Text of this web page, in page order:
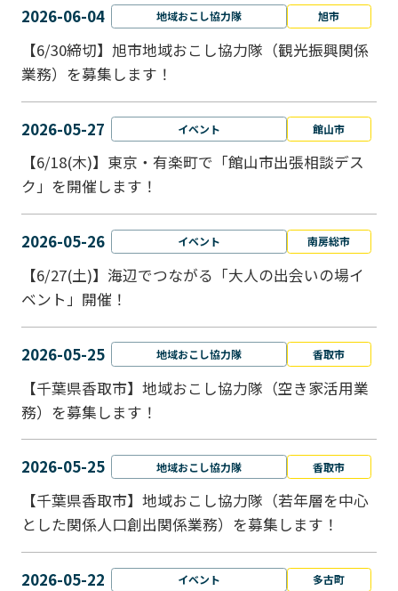
2026-06-04 地域おこし協力隊 旭市
【6/30締切】旭市地域おこし協力隊（観光振興関係
業務）を募集します！
2026-05-27 イベント 館山市
【6/18(木)】東京・有楽町で「館山市出張相談デス
ク」を開催します！
2026-05-26 イベント 南房総市
【6/27(土)】海辺でつながる「大人の出会いの場イ
ベント」開催！
2026-05-25 地域おこし協力隊 香取市
【千葉県香取市】地域おこし協力隊（空き家活用業
務）を募集します！
2026-05-25 地域おこし協力隊 香取市
【千葉県香取市】地域おこし協力隊（若年層を中心
とした関係人口創出関係業務）を募集します！
2026-05-22 イベント 多古町